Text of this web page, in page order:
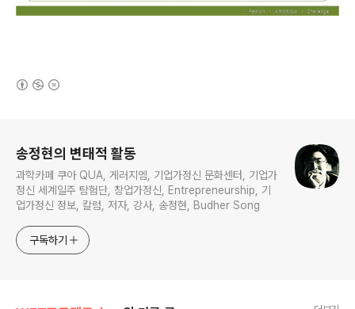
송정현의 변태적 활동
과학카페 쿠아 QUA, 게러지엠, 기업가정신 문화센터, 기업가
정신 세계일주 탐험단, 창업가정신, Entrepreneurship, 기
업가정신 정보, 칼럼, 저자, 강사, 송정현, Budher Song
구독하기